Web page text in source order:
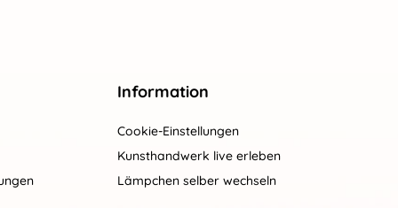
Information
Cookie-Einstellungen
Kunsthandwerk live erleben
Lämpchen selber wechseln